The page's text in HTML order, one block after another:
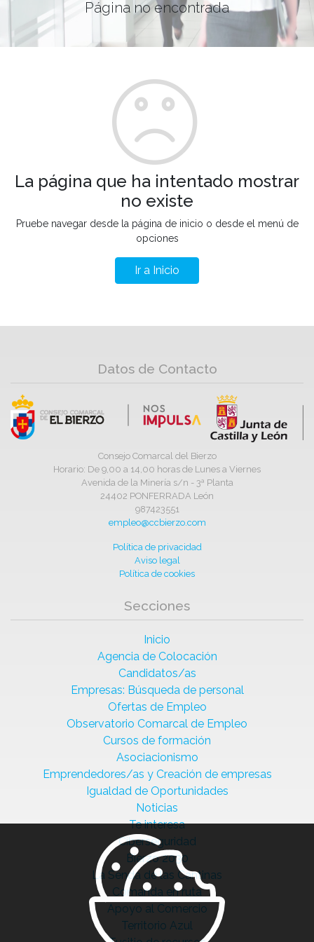
Página no encontrada
La página que ha intentado mostrar
no existe
Pruebe navegar desde la página de inicio o desde el menú de
opciones
Ir a Inicio
Datos de Contacto
Consejo Comarcal del Bierzo
Horario: De 9,00 a 14,00 horas de Lunes a Viernes
Avenida de la Minería s/n - 3ª Planta
24402 PONFERRADA León
987423551
empleo@ccbierzo.com
Política de privacidad
Aviso legal
Política de cookies
Secciones
Inicio
Agencia de Colocación
Candidatos/as
Empresas: Búsqueda de personal
Ofertas de Empleo
Observatorio Comarcal de Empleo
Cursos de formación
Asociacionismo
Emprendedores/as y Creación de empresas
Igualdad de Oportunidades
Noticias
Te interesa
Ciberseguridad
Bierzo 2030
La Senda de las Cantinas
Comanda en ruta
Apoyo al Comercio
Territorio Azul